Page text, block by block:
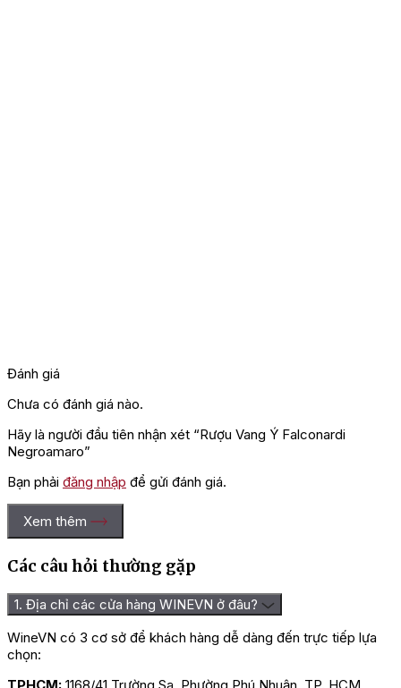
Đánh giá
Chưa có đánh giá nào.
Hãy là người đầu tiên nhận xét “Rượu Vang Ý Falconardi
Negroamaro”
Bạn phải đăng nhập để gửi đánh giá.
Xem thêm
Các câu hỏi thường gặp
1. Địa chỉ các cửa hàng WINEVN ở đâu?
WineVN có 3 cơ sở để khách hàng dễ dàng đến trực tiếp lựa
chọn: